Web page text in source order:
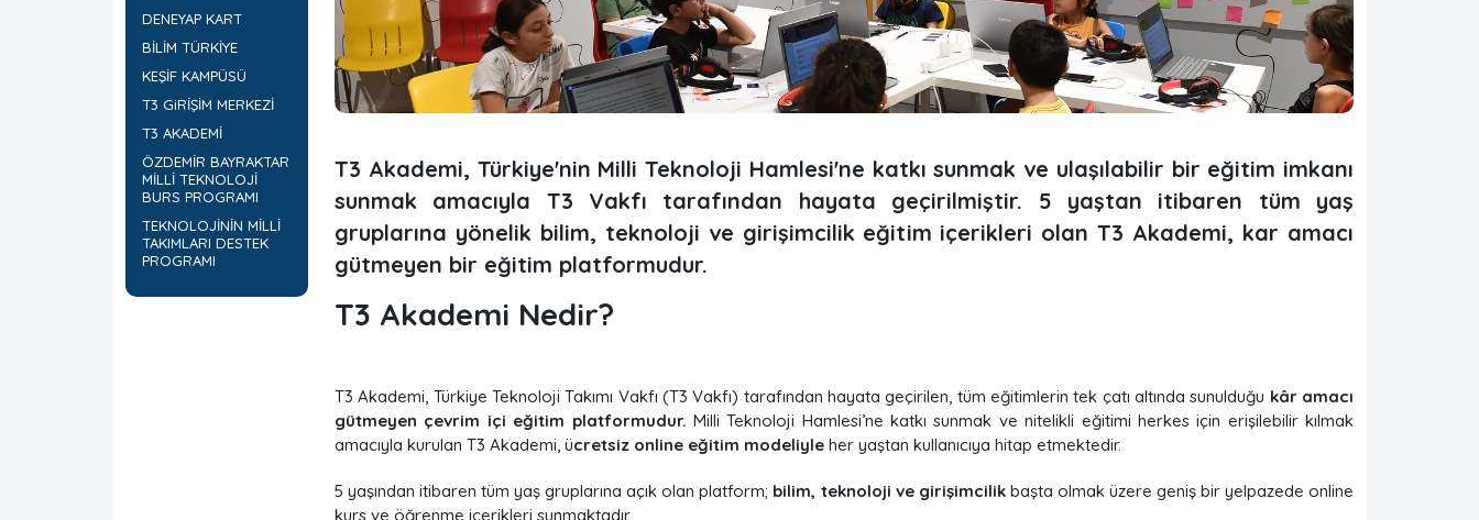
DENEYAP KART
BİLİM TÜRKİYE
KEŞİF KAMPÜSÜ
T3 GiRİŞİM MERKEZİ
T3 AKADEMİ
ÖZDEMİR BAYRAKTAR
MİLLİ TEKNOLOJİ
BURS PROGRAMI
TEKNOLOJİNİN MİLLİ
TAKIMLARI DESTEK
PROGRAMI
T3 Akademi, Türkiye'nin Milli Teknoloji Hamlesi'ne katkı sunmak ve ulaşılabilir bir eğitim imkanı
sunmak amacıyla T3 Vakfı tarafından hayata geçirilmiştir. 5 yaştan itibaren tüm yaş
gruplarına yönelik bilim, teknoloji ve girişimcilik eğitim içerikleri olan T3 Akademi, kar amacı
gütmeyen bir eğitim platformudur.
T3 Akademi Nedir?
T3 Akademi, Türkiye Teknoloji Takımı Vakfı (T3 Vakfı) tarafından hayata geçirilen, tüm eğitimlerin tek çatı altında sunulduğu kâr amacı
gütmeyen çevrim içi eğitim platformudur. Milli Teknoloji Hamlesi’ne katkı sunmak ve nitelikli eğitimi herkes için erişilebilir kılmak
amacıyla kurulan T3 Akademi, ücretsiz online eğitim modeliyle her yaştan kullanıcıya hitap etmektedir.
5 yaşından itibaren tüm yaş gruplarına açık olan platform; bilim, teknoloji ve girişimcilikbaşta olmak üzere geniş bir yelpazede online
kurs ve öğrenme içerikleri sunmaktadır.